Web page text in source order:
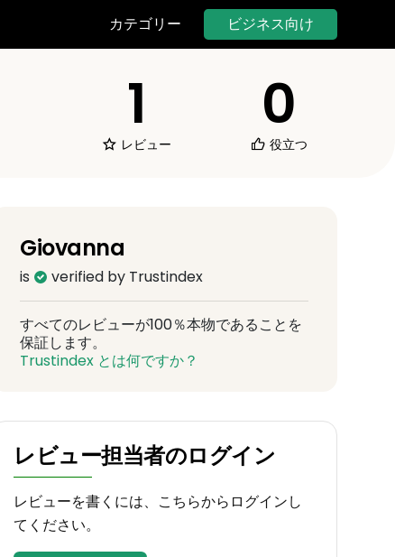
カテゴリー ビジネス向け
1
レビュー
0
役立つ
Giovanna
is verified by Trustindex
すべてのレビューが100％本物であることを
保証します。
Trustindex とは何ですか？
レビュー担当者のログイン
レビューを書くには、こちらからログインし
てください。